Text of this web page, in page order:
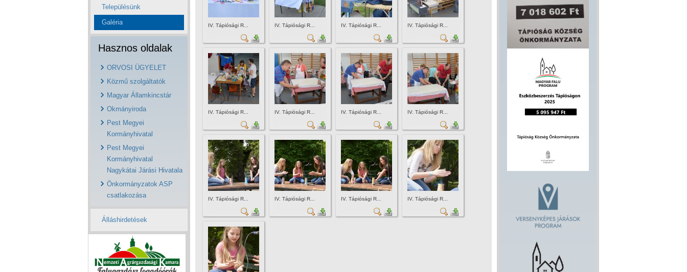
Településünk
Galéria
Hasznos oldalak
ORVOSI ÜGYELET
Közmű szolgáltatók
Magyar Államkincstár
Okmányiroda
Pest Megyei
Kormányhivatal
Pest Megyei
Kormányhivatal
Nagykátai Járási Hivatala
Önkormányzatok ASP
csatlakozása
Álláshirdetések
IV. Tápiósági R... IV. Tápiósági R... IV. Tápiósági R... IV. Tápiósági R...
IV. Tápiósági R... IV. Tápiósági R... IV. Tápiósági R... IV. Tápiósági R...
IV. Tápiósági R... IV. Tápiósági R... IV. Tápiósági R... IV. Tápiósági R...